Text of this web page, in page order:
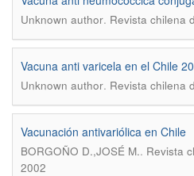
Unknown author. Revista chilena
Vacuna anti varicela en el Chile
Unknown author. Revista chilena
Vacunación antivariólica en Chile
BORGOÑO D.,JOSÉ M.. Revista
2002